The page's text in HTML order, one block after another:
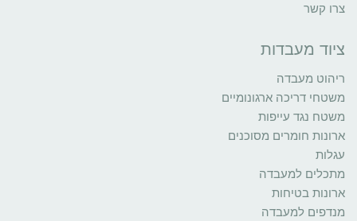
צרו קשר
ציוד מעבדות
ריהוט מעבדה
משטחי דריכה ארגונומיים
משטח נגד עייפות
ארונות חומרים מסוכנים
עגלות
מתכלים למעבדה
ארונות בטיחות
מנדפים למעבדה